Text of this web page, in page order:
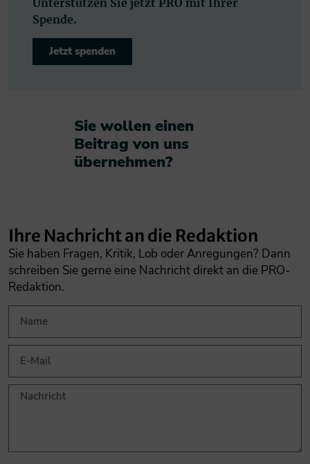
Spende.
Jetzt spenden
Sie wollen einen
Beitrag von uns
übernehmen?​
Ihre Nachricht an die Redaktion
Sie haben Fragen, Kritik, Lob oder Anregungen? Dann
schreiben Sie gerne eine Nachricht direkt an die PRO-
Redaktion.